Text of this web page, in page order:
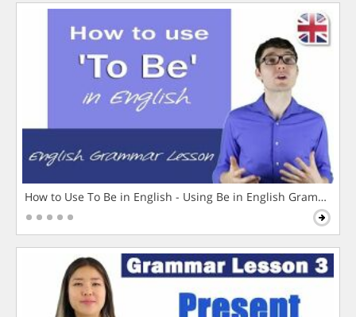
How to Use To Be in English - Using Be in English Grammar